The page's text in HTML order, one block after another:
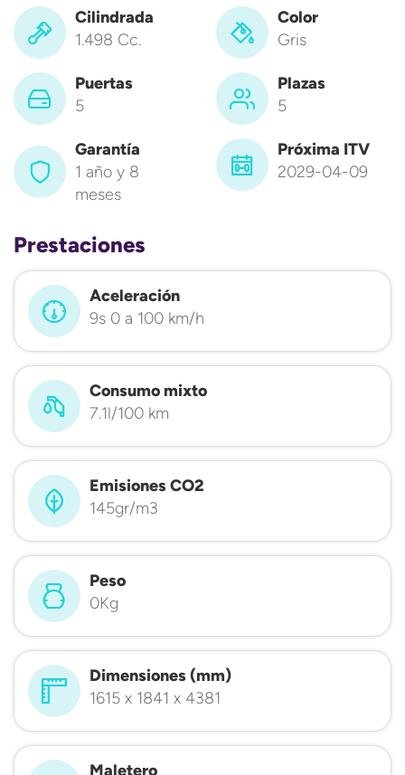
Cilindrada
1.498 Cc.
Color
Gris
Puertas
5
Plazas
5
Garantía
1 año y 8
meses
Próxima ITV
2029-04-09
Prestaciones
Aceleración
9s 0 a 100 km/h
Consumo mixto
7.1l/100 km
Emisiones CO2
145gr/m3
Peso
0Kg
Dimensiones (mm)
1615 x 1841 x 4381
Maletero